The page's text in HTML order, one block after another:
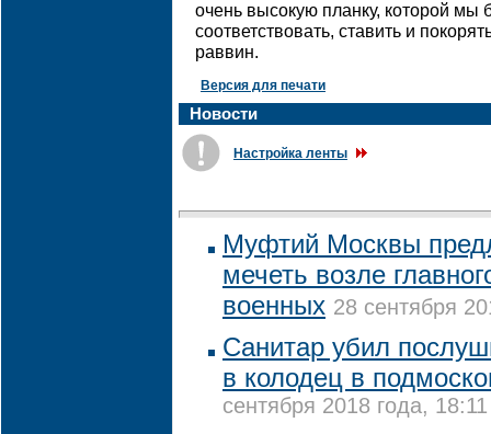
очень высокую планку, которой мы
соответствовать, ставить и
раввин.
Версия для печати
Новости
Настройка ленты
Муфтий Москвы
мечеть возле
военных 28 сентября
Санитар убил
в колодец в
сентября 2018 года, 18:11